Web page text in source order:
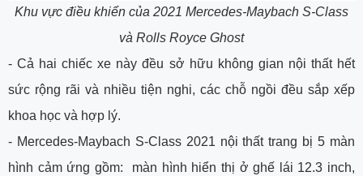
Khu vực điều khiển của 2021 Mercedes-Maybach S-Class
và Rolls Royce Ghost
- Cả hai chiếc xe này đều sở hữu không gian nội thất hết
sức rộng rãi và nhiều tiện nghi, các chỗ ngồi đều sắp xếp
khoa học và hợp lý.
- Mercedes-Maybach S-Class 2021 nội thấttrang bị 5 màn
hình cảm ứng gồm: màn hình hiển thị ở ghế lái 12.3 inch,